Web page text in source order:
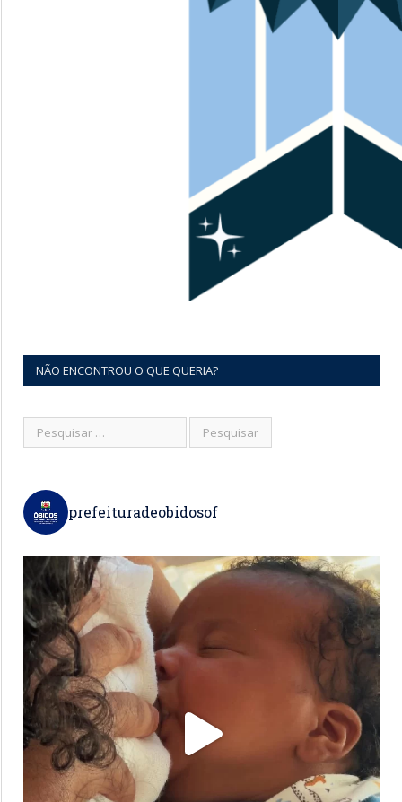
NÃO ENCONTROU O QUE QUERIA?
prefeituradeobidosof